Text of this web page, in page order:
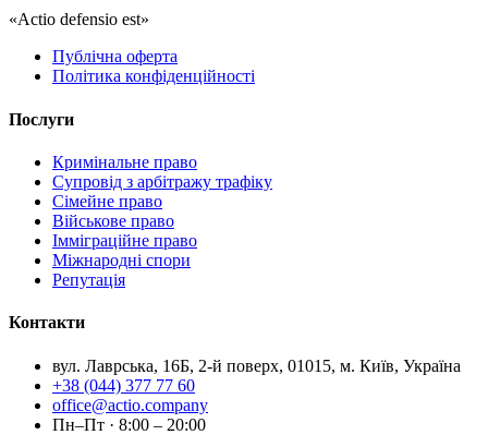
«Actio defensio est»
Публічна оферта
Політика конфіденційності
Послуги
Кримінальне право
Супровід з арбітражу трафіку
Сімейне право
Військове право
Імміграційне право
Міжнародні спори
Репутація
Контакти
вул. Лаврська, 16Б, 2-й поверх, 01015, м. Київ, Україна
+38 (044) 377 77 60
office@actio.company
Пн–Пт · 8:00 – 20:00